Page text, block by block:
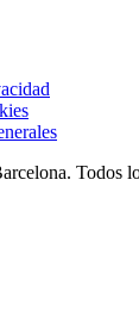
. Todos